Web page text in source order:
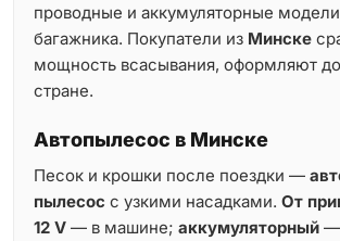
проводные и аккумуляторные
багажника. Покупатели из Минске
мощность всасывания, оформляют
стране.
Автопылесос в Минске
Песок и крошки после поездки —
пылесос с узкими насадками. От
12 V — в машине; аккумуляторный —